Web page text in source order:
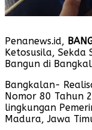
Penanews.id,
Ketosusila, Sekda
Bangun di
Bangkalan-
Nomor 80 Tahun
lingkungan
Madura, Jawa